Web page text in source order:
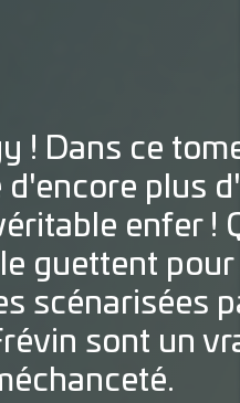
! Dans ce
plus
enfer !
guettent pour
scénarisées
sont un